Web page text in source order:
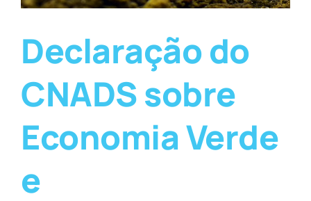
Declaração do
CNADS sobre
Economia Verde
e